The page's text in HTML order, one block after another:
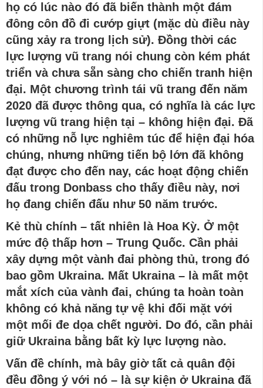
họ có lúc nào đó đã biến thành một đám
đông côn đồ đi cướp giựt (mặc dù điều này
cũng xảy ra trong lịch sử). Đồng thời các
lực lượng vũ trang nói chung còn kém phát
triển và chưa sẵn sàng cho chiến tranh hiện
đại. Một chương trình tái vũ trang đến năm
2020 đã được thông qua, có nghĩa là các lực
lượng vũ trang hiện tại – không hiện đại. Đã
có những nỗ lực nghiêm túc để hiện đại hóa
chúng, nhưng những tiến bộ lớn đã không
đạt được cho đến nay, các hoạt động chiến
đấu trong Donbass cho thấy điều này, nơi
họ đang chiến đấu như 50 năm trước.
Kẻ thù chính – tất nhiên là Hoa Kỳ. Ở một
mức độ thấp hơn – Trung Quốc. Cần phải
xây dựng một vành đai phòng thủ, trong đó
bao gồm Ukraina. Mất Ukraina – là mất một
mắt xích của vành đai, chúng ta hoàn toàn
không có khả năng tự vệ khi đối mặt với
một mối đe dọa chết người. Do đó, cần phải
giữ Ukraina bằng bất kỳ lực lượng nào.
Vấn đề chính, mà bây giờ tất cả quân đội
đều đồng ý với nó – là sự kiện ở Ukraina đã